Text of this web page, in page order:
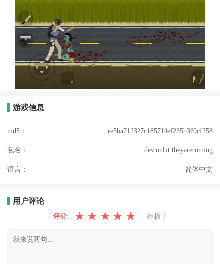
游戏信息
md5： ee5ba712327c185719ef235b369cf258
包名： dev.onhit.theyarecoming
语言： 简体中文
用户评论
评分: ★ ★ ★ ★ ★ 棒极了